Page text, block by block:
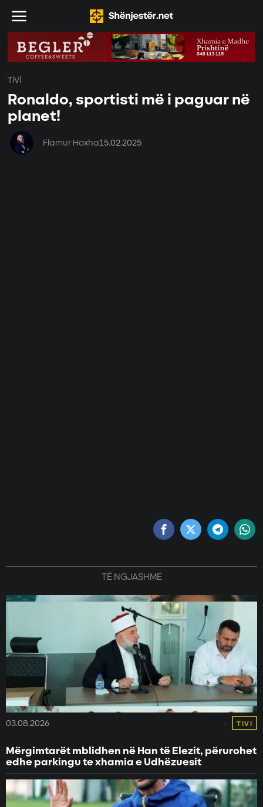
TiVi
Ronaldo, sportisti më i paguar në
planet!
Flamur Hoxha15.02.2025
TË NGJASHME
03.08.2026 TIVI
Mërgimtarët mblidhen në Han të Elezit, përurohet
edhe parkingu te xhamia e Udhëzuesit